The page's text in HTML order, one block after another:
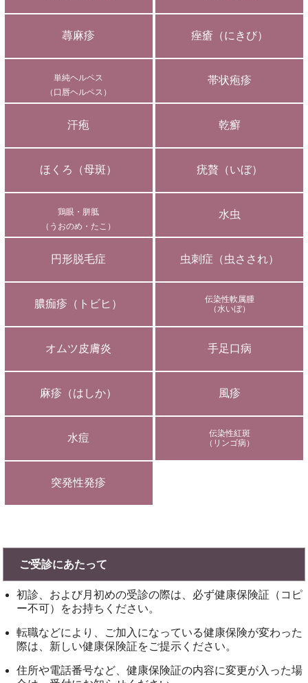
蕁麻疹 痤瘡（にきび）
単純ヘルペス
（口唇ヘルペス）
帯状疱疹
汗疱 乾癬
ほくろ（母斑） 疣贅（いぼ）
鶏眼・胼胝
（うおのめ・たこ）
水虫
円形脱毛症 虫刺症（虫さされ）
膿痂疹（トビヒ）
伝染性軟属腫
（水いぼ）
オムツ皮膚炎 手足口病
麻疹（はしか） 風疹
水痘
伝染性紅斑
（リンゴ病）
突発性発疹
ご受診にあたって
初診、および月初めの受診の際は、必ず健康保険証（コピ
ー不可）をお持ちください。
転職などにより、ご加入になっている健康保険が変わった
際は、新しい健康保険証をご提示ください。
住所や電話番号など、健康保険証の内容に変更が入った場